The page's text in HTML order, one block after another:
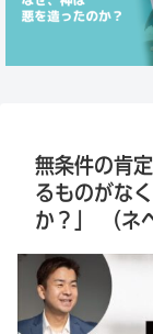
無条件の肯
るものがな
か？」 （ネ